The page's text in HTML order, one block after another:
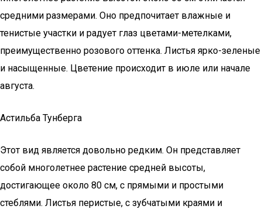
средними размерами. Оно предпочитает влажные и
тенистые участки и радует глаз цветами-метелками,
преимущественно розового оттенка. Листья ярко-зеленые
и насыщенные. Цветение происходит в июле или начале
августа.
Астильба Тунберга
Этот вид является довольно редким. Он представляет
собой многолетнее растение средней высоты,
достигающее около 80 см, с прямыми и простыми
стеблями. Листья перистые, с зубчатыми краями и